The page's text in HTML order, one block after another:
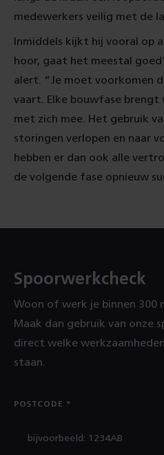
medewerkers veilig met de
Inmiddels kijkt hij vooral op
hoor, gaat het meestal
alert. “Je moet voorkomen
vaart. Elke bouwfase brengt
met zich mee. Het gebruik
storingen verlopen en naar
hebben er dan ook alle
de volgende fase opnieuw
Spoorwerkcheck
Woon of werk je binnen 300
Maak dan gebruik van onze
direct welke
staan.
POSTCODE